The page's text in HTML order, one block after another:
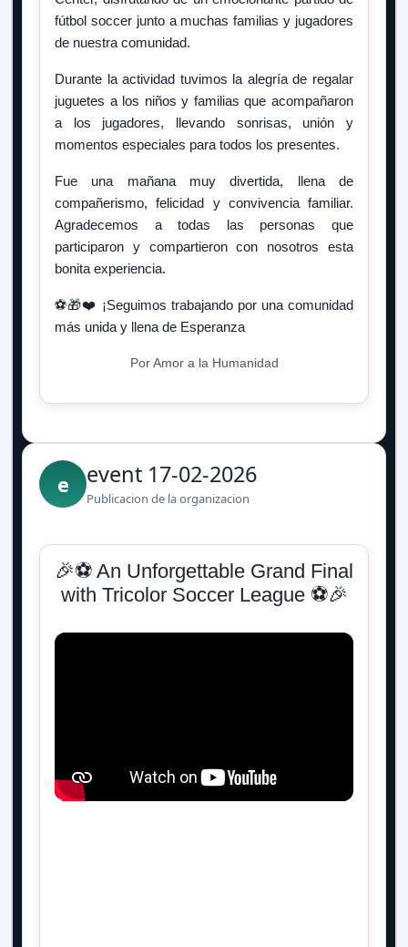
fútbol soccer junto a muchas familias y jugadores
de nuestra comunidad.
Durante la actividad tuvimos la alegría de regalar
juguetes a los niños y familias que acompañaron
a los jugadores, llevando sonrisas, unión y
momentos especiales para todos los presentes.
Fue una mañana muy divertida, llena de
compañerismo, felicidad y convivencia familiar.
Agradecemos a todas las personas que
participaron y compartieron con nosotros esta
bonita experiencia.
⚽🎁❤️ ¡Seguimos trabajando por una comunidad
más unida y llena de Esperanza
Por Amor a la Humanidad
e event 17-02-2026
Publicacion de la organizacion
🎉⚽ An Unforgettable Grand Final
with Tricolor Soccer League ⚽🎉